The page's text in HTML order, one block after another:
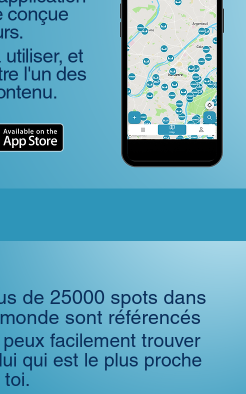
conçue
et
l'un des
de 25000 spots dans
sont référencés
peux facilement trouver
qui est le plus proche
toi.